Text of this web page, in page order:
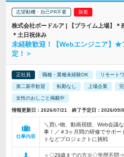
志望動機・自己PR不要
株式会社ボードルア | 【プライム上場】
＊土日祝休み
未経験歓迎！【Webエンジニア】★
定！＞
正社員 職種・業種未経験OK リモート
第二新卒歓迎 転勤なし 上場企業
女性のおしごと掲載中
情報更新日：2026/07/21 終了予定日：2026/09/
仕事内容
＼買い物、動画視聴、Web会議
事！／＃3ヶ月間の研修でサポー
トなどプロジェクトに挑戦
＜◇29歳までの方※◇学歴不問⇒